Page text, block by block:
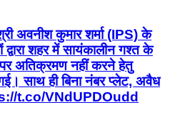
अवनीश कुमार शर्मा (IPS) के
द्वारा शहर में सायंकालीन गश्त के
पर अतिक्रमण नहीं करने हेतु
साथ ही बिना नंबर प्लेट, अवैध
t.co/VNdUPDOudd